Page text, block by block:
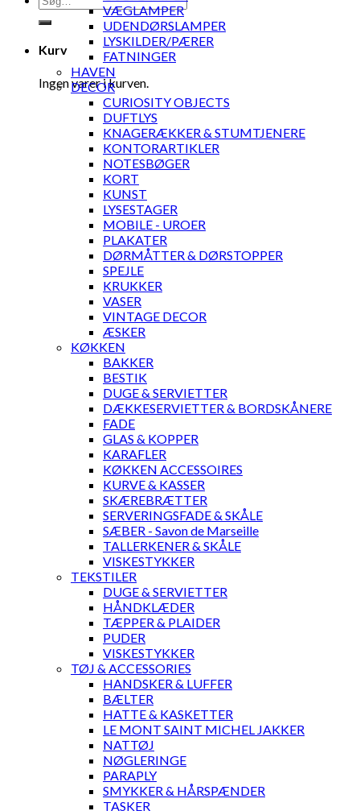
efter:
Kurv
Ingen varer i kurven.
VÆGLAMPER
UDENDØRSLAMPER
LYSKILDER/PÆRER
FATNINGER
HAVEN
DECOR
CURIOSITY OBJECTS
DUFTLYS
KNAGERÆKKER & STUMTJENERE
KONTORARTIKLER
NOTESBØGER
KORT
KUNST
LYSESTAGER
MOBILE - UROER
PLAKATER
DØRMÅTTER & DØRSTOPPER
SPEJLE
KRUKKER
VASER
VINTAGE DECOR
ÆSKER
KØKKEN
BAKKER
BESTIK
DUGE & SERVIETTER
DÆKKESERVIETTER & BORDSKÅNERE
FADE
GLAS & KOPPER
KARAFLER
KØKKEN ACCESSOIRES
KURVE & KASSER
SKÆREBRÆTTER
SERVERINGSFADE & SKÅLE
SÆBER - Savon de Marseille
TALLERKENER & SKÅLE
VISKESTYKKER
TEKSTILER
DUGE & SERVIETTER
HÅNDKLÆDER
TÆPPER & PLAIDER
PUDER
VISKESTYKKER
TØJ & ACCESSORIES
HANDSKER & LUFFER
BÆLTER
HATTE & KASKETTER
LE MONT SAINT MICHEL JAKKER
NATTØJ
NØGLERINGE
PARAPLY
SMYKKER & HÅRSPÆNDER
TASKER